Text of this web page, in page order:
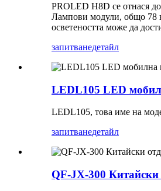
PROLED H8D се отнася
Лампови модули, общо 78
осветеността може да
запитванедетайл
LEDL105 LED
LEDL105, това име на
запитванедетайл
QF-JX-300 Китайски